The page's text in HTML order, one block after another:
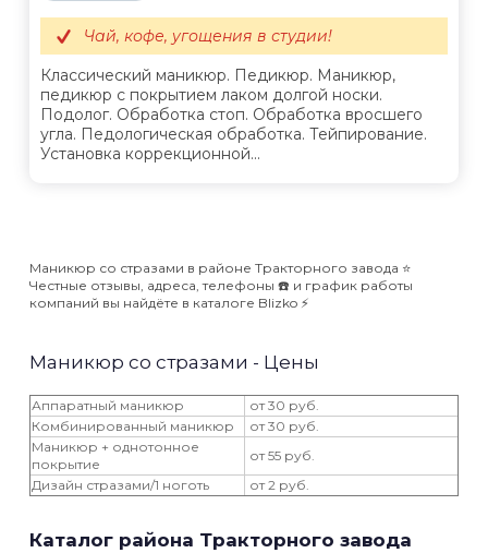
Классический маникюр. Педикюр. Маникюр,
педикюр с покрытием лаком долгой носки.
Подолог. Обработка стоп. Обработка вросшего
угла. Педологическая обработка. Тейпирование.
Установка коррекционной...
Чай, кофе, угощения в студии!
Маникюр со стразами в районе Тракторного завода ⭐️
Честные отзывы, адреса, телефоны ☎️ и график работы
компаний вы найдёте в каталоге Blizko ⚡️
Маникюр со стразами - Цены
Аппаратный маникюр
от 30 руб.
Комбинированный маникюр
от 30 руб.
Маникюр + однотонное
покрытие
от 55 руб.
Дизайн стразами/1 ноготь
от 2 руб.
Каталог района Тракторного завода